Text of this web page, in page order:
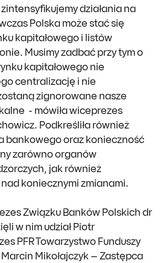
działania na
Polska może stać się
kapitałowego i listów
Musimy zadbać przy tym o
kapitałowego nie
centralizację i nie
zignorowane nasze
- mówiła wiceprezes
Podkreśliła również
bankowego oraz konieczność
zarówno organów
jak również
koniecznymi zmianami.
Związku Banków Polskich dr
w nim udział Piotr
PFR Towarzystwo Funduszy
Mikołajczyk – Zastępca